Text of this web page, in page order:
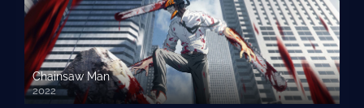
Chainsaw Man
2022